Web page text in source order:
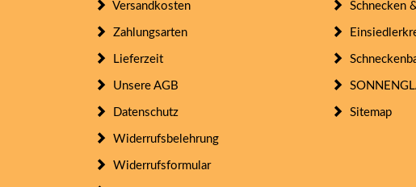
Versandkosten
Zahlungsarten
Lieferzeit
Unsere AGB
Datenschutz
Widerrufsbelehrung
Widerrufsformular
Schnecken
Sitemap